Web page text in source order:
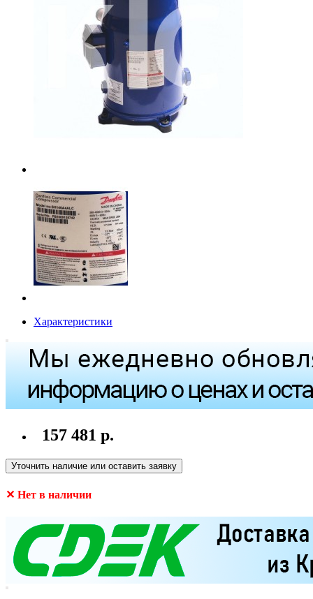
Характеристики
157 481 р.
Уточнить наличие или оставить заявку
✕ Нет в наличии